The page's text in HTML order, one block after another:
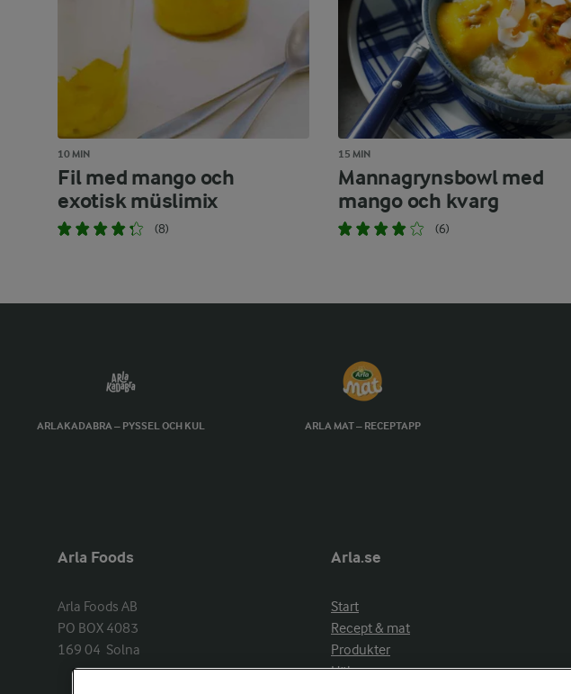
10 MIN
Fil med mango och
exotisk müslimix
(8)
15 MIN
Mannagrynsbowl med
mango och kvarg
(6)
ARLAKADABRA – PYSSEL OCH KUL ARLA MAT – RECEPTAPP
Arla Foods
Arla Foods AB
PO BOX 4083
169 04  Solna
Arla.se
Start
Recept & mat
Produkter
Hälsa